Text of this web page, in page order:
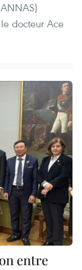
docteur Ace
entre